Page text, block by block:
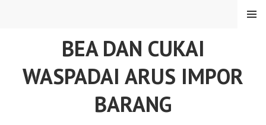
BEA DAN CUKAI
WASPADAI ARUS IMPOR
BARANG
MENU